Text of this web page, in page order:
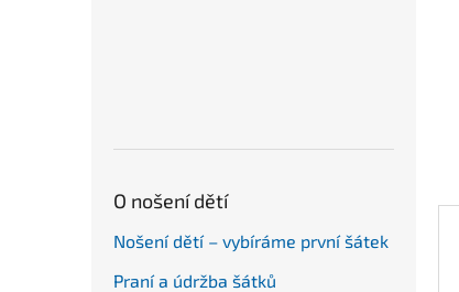
O nošení dětí
Nošení dětí – vybíráme první šátek
Praní a údržba šátků